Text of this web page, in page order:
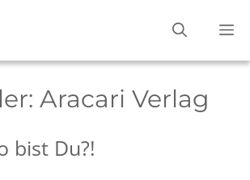
Aracari Verlag
bist Du?!